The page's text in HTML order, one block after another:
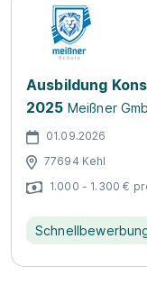
Ausbildung
2025 Meißner
01.09.2026
77694 Kehl
1.000 - 1.300 €